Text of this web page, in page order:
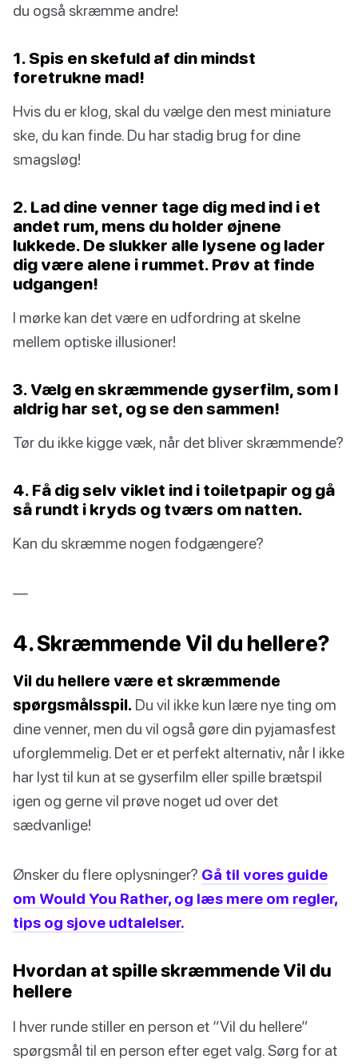
du også skræmme andre!
1. Spis en skefuld af din mindst
foretrukne mad!
Hvis du er klog, skal du vælge den mest miniature
ske, du kan finde. Du har stadig brug for dine
smagsløg!
2. Lad dine venner tage dig med ind i et
andet rum, mens du holder øjnene
lukkede. De slukker alle lysene og lader
dig være alene i rummet. Prøv at finde
udgangen!
I mørke kan det være en udfordring at skelne
mellem optiske illusioner!
3. Vælg en skræmmende gyserfilm, som I
aldrig har set, og se den sammen!
Tør du ikke kigge væk, når det bliver skræmmende?
4. Få dig selv viklet ind i toiletpapir og gå
så rundt i kryds og tværs om natten.
Kan du skræmme nogen fodgængere?
—
4. Skræmmende Vil du hellere?
Vil du hellere være et skræmmende
spørgsmålsspil. Du vil ikke kun lære nye ting om
dine venner, men du vil også gøre din pyjamasfest
uforglemmelig. Det er et perfekt alternativ, når I ikke
har lyst til kun at se gyserfilm eller spille brætspil
igen og gerne vil prøve noget ud over det
sædvanlige!
Ønsker du flere oplysninger? Gå til vores guide
om Would You Rather, og læs mere om regler,
tips og sjove udtalelser.
Hvordan at spille skræmmende Vil du
hellere
I hver runde stiller en person et “Vil du hellere”
spørgsmål til en person efter eget valg. Sørg for at